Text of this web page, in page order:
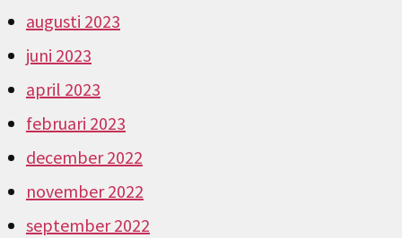
augusti 2023
juni 2023
april 2023
februari 2023
december 2022
november 2022
september 2022